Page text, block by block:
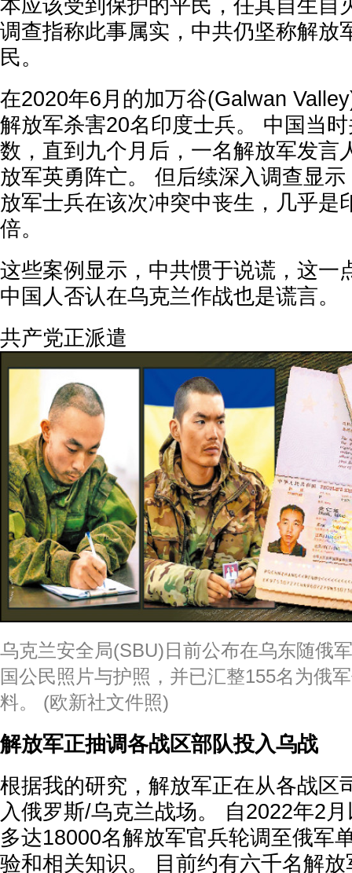
本应该受到保护的平民，任其自生自
调查指称此事属实，中共仍坚称解放
民。
在2020年6月的加万谷(Galwan
解放军杀害20名印度士兵。 中国当
数，直到九个月后，一名解放军发言
放军英勇阵亡。 但后续深入调查显
放军士兵在该次冲突中丧生，几乎是
倍。
这些案例显示，中共惯于说谎，这一
中国人否认在乌克兰作战也是谎言。
共产党正派遣
乌克兰安全局(SBU)日前公布在乌东随俄
国公民照片与护照，并已汇整155名为俄
料。 (欧新社文件照)
解放军正抽调各战区部队投入乌战
根据我的研究，解放军正在从各战区
入俄罗斯/乌克兰战场。 自2022年2
多达18000名解放军官兵轮调至俄军
验和相关知识。 目前约有六千名解